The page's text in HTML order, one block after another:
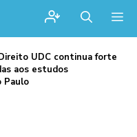
UDC continua forte
aos estudos
Paulo